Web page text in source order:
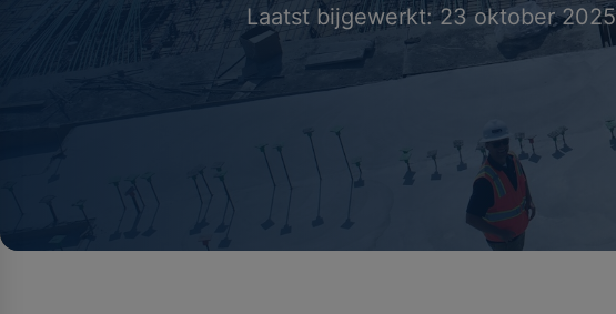
Laatst bijgewerkt: 23 oktober 2025